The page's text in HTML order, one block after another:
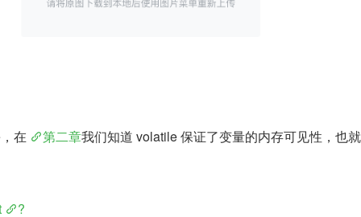
在 第二章我们知道 volatile 保证了变量的内存可见性，也
?